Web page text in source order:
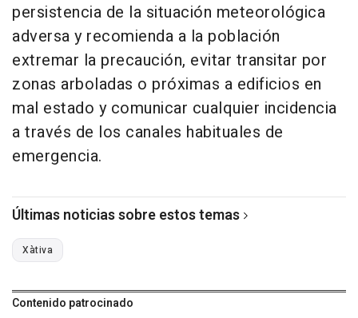
persistencia de la situación meteorológica
adversa y recomienda a la población
extremar la precaución, evitar transitar por
zonas arboladas o próximas a edificios en
mal estado y comunicar cualquier incidencia
a través de los canales habituales de
emergencia.
Últimas noticias sobre estos temas
Xàtiva
Contenido patrocinado